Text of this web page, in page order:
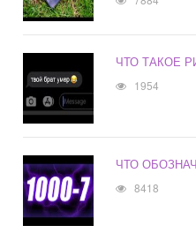
ЧТО ТАКОЕ
1954
ЧТО
8418